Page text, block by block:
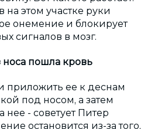
этом участке руки
онемение и блокирует
сигналов в мозг.
носа пошла кровь
приложить ее к деснам
под носом, а затем
нее - советует Питер
остановится из-за того,